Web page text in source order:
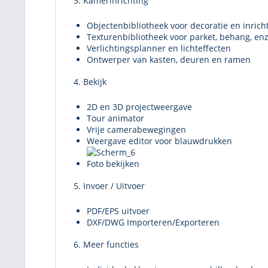
Objectenbibliotheek voor decoratie en
Texturenbibliotheek voor parket, behang,
Verlichtingsplanner en lichteffecten
Ontwerper van kasten, deuren en ramen
4. Bekijk
2D en 3D projectweergave
Tour animator
Vrije camerabewegingen
Weergave editor voor blauwdrukken
Foto bekijken
5. Invoer / Uitvoer
PDF/EPS uitvoer
DXF/DWG Importeren/Exporteren
6. Meer functies